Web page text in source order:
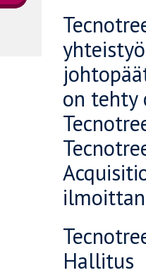
on tehty
Hallitus